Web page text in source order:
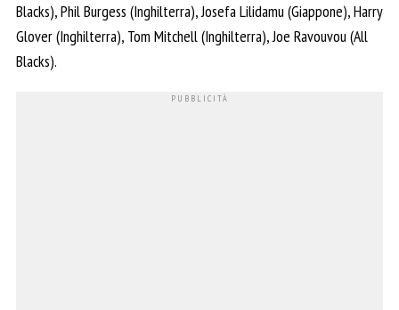
Blacks), Phil Burgess (Inghilterra), Josefa Lilidamu (Giappone), Harry
Glover (Inghilterra), Tom Mitchell (Inghilterra), Joe Ravouvou (All
Blacks).